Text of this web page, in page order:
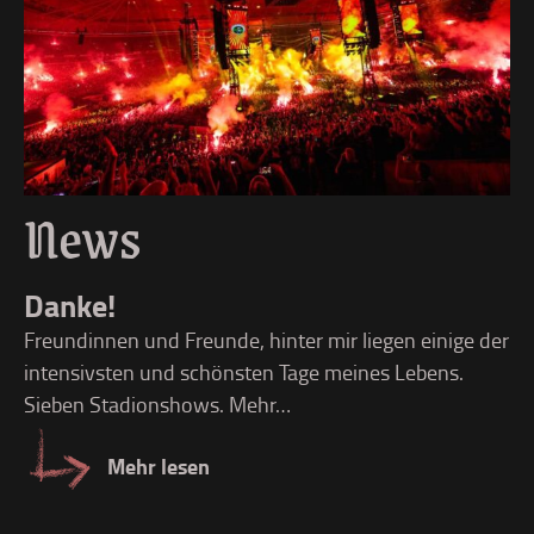
News
Danke!
Freundinnen und Freunde, hinter mir liegen einige der
intensivsten und schönsten Tage meines Lebens.
Sieben Stadionshows. Mehr…
Mehr lesen